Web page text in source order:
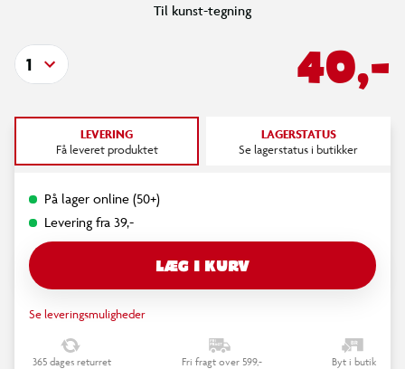
Til kunst-tegning
40,-
1
LEVERING
Få leveret produktet
LAGERSTATUS
Se lagerstatus i butikker
På lager online (50+)
Levering fra 39,-
LÆG I KURV
Se leveringsmuligheder
365 dages returret Fri fragt over 599,- Byt i butik